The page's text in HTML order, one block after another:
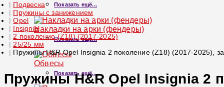
Показать ещё...
Накладки на арки (фендеры)
Показать ещё...
Обвесы
Показать ещё...
Подвеска
Пружины с занижением
Opel
Insignia
2 поколение (Z18) (2017-2025)
25/25 мм
Пружины H&R Opel Insignia 2 поколение (Z18) (2017-2025),
Пружины H&R Opel Insignia 2